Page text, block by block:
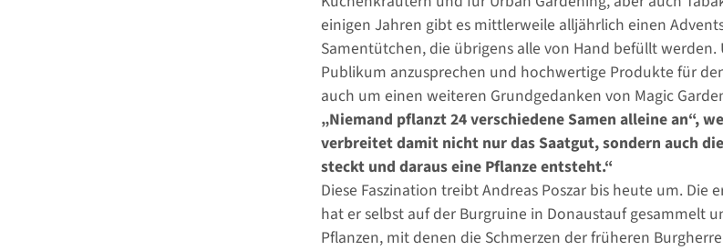
einigen Jahren gibt es mittlerweile alljährlich einen
Samentütchen, die übrigens alle von Hand befüllt
Publikum anzusprechen und hochwertige Produkte für
auch um einen weiteren Grundgedanken von Magic
„Niemand pflanzt 24 verschiedene Samen alleine an“,
verbreitet damit nicht nur das Saatgut, sondern auch
steckt und daraus eine Pflanze entsteht.“
Diese Faszination treibt Andreas Poszar bis heute um.
hat er selbst auf der Burgruine in Donaustauf gesammelt
Pflanzen, mit denen die Schmerzen der früheren